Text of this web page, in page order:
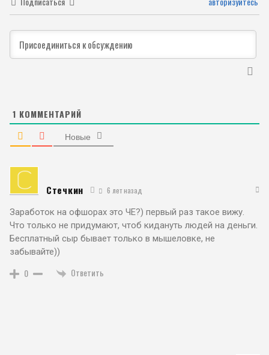
1 КОММЕНТАРИЙ
Новые
Стечкин 6 лет назад
Заработок на офшорах это ЧЕ?) первый раз такое вижу.
Что только не придумают, чтоб кидануть людей на деньги.
Бесплатный сыр бывает только в мышеловке, не
забывайте))
0 Ответить